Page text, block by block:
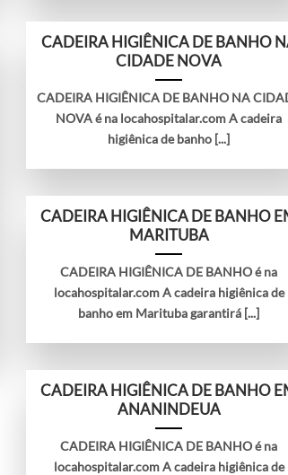
CADEIRA HIGIÊNICA DE BANHO
CIDADE NOVA
CADEIRA HIGIÊNICA DE BANHO NA
NOVA é na locahospitalar.com A cadeira
higiênica de banho [...]
CADEIRA HIGIÊNICA DE BANHO
MARITUBA
CADEIRA HIGIÊNICA DE BANHO é na
locahospitalar.com A cadeira higiênica de
banho em Marituba garantirá [...]
CADEIRA HIGIÊNICA DE BANHO
ANANINDEUA
CADEIRA HIGIÊNICA DE BANHO é na
locahospitalar.com A cadeira higiênica de